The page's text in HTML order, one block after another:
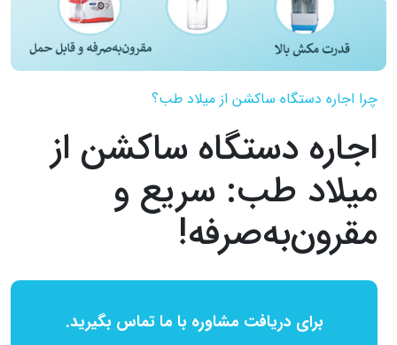
چرا اجاره دستگاه ساکشن از میلاد طب؟
اجاره دستگاه ساکشن از
میلاد طب: سریع و
مقرون‌به‌صرفه!
برای دریافت مشاوره با ما تماس بگیرید.